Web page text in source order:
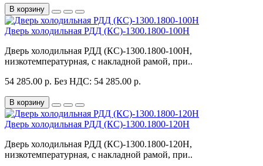
В корзину
Дверь холодильная РДД (КС)-1300.1800-100Н
Дверь холодильная РДД (КС)-1300.1800-100Н,
низкотемпературная, с накладной рамой, при..
54 285.00 р. Без НДС: 54 285.00 р.
В корзину
Дверь холодильная РДД (КС)-1300.1800-120Н
Дверь холодильная РДД (КС)-1300.1800-120Н,
низкотемпературная, с накладной рамой, при..